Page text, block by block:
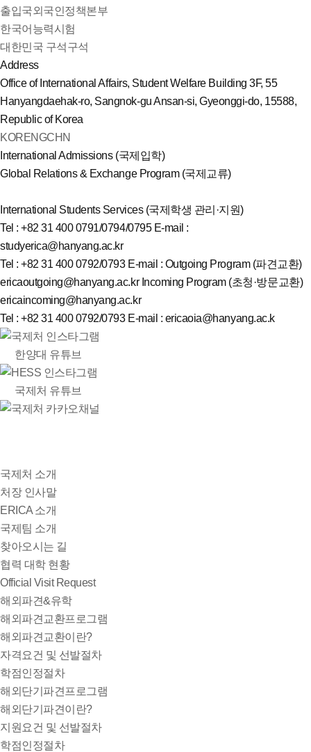
출입국외국인정책본부
한국어능력시험
대한민국 구석구석
Address
Office of International Affairs, Student Welfare Building 3F, 55
Hanyangdaehak-ro, Sangnok-gu Ansan-si, Gyeonggi-do, 15588,
Republic of Korea
KORENGCHN
International Admissions (국제입학)
Global Relations & Exchange Program (국제교류)
International Students Services (국제학생 관리·지원)
Tel : +82 31 400 0791/0794/0795 E-mail :
studyerica@hanyang.ac.kr
Tel : +82 31 400 0792/0793 E-mail : Outgoing Program (파견교환)
ericaoutgoing@hanyang.ac.kr Incoming Program (초청·방문교환)
ericaincoming@hanyang.ac.kr
Tel : +82 31 400 0792/0793 E-mail : ericaoia@hanyang.ac.k
국제처 인스타그램
한양대 유튜브
HESS 인스타그램
국제처 유튜브
국제처 카카오채널
국제처 소개
처장 인사말
ERICA 소개
국제팀 소개
찾아오시는 길
협력 대학 현황
Official Visit Request
해외파견&유학
해외파견교환프로그램
해외파견교환이란?
자격요건 및 선발절차
학점인정절차
해외단기파견프로그램
해외단기파견이란?
지원요건 및 선발절차
학점인정절차